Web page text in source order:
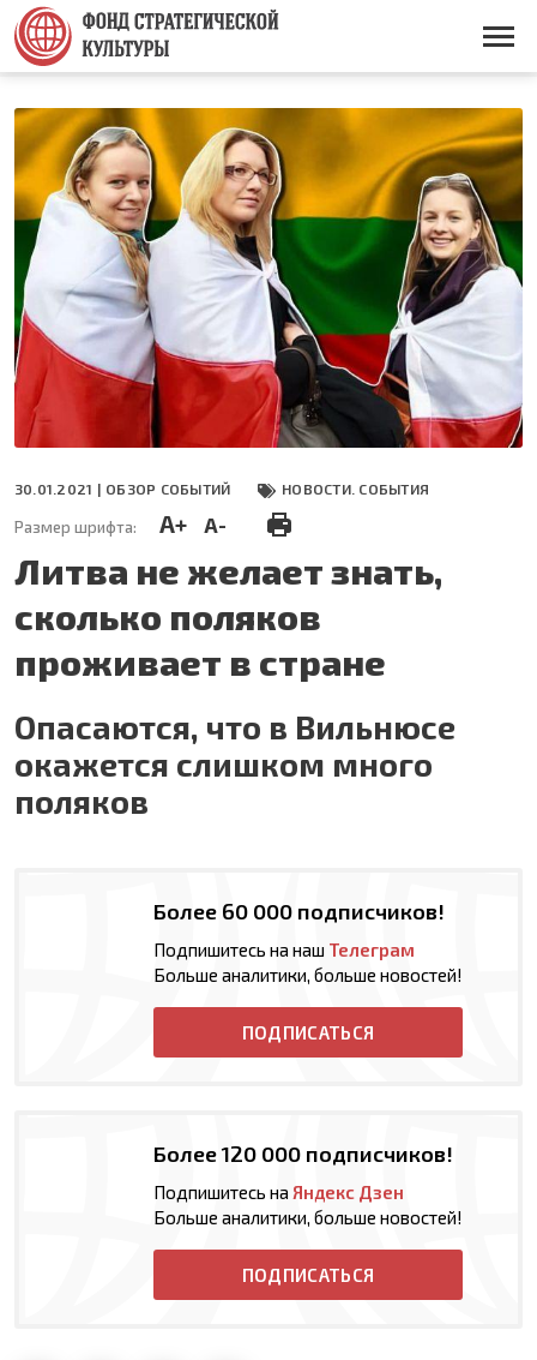
Перейти
основному
содержанию
Основная
30.01.2021 | ОБЗОР СОБЫТИЙ НОВОСТИ. СОБЫТИЯ
Размер шрифта: A+ A-
Литва не желает знать,
сколько поляков
проживает в стране
Опасаются, что в Вильнюсе
окажется слишком много
поляков
Более 60 000 подписчиков!
Подпишитесь на наш Телеграм
Больше аналитики, больше новостей!
ПОДПИСАТЬСЯ
Более 120 000 подписчиков!
Подпишитесь на Яндекс Дзен
Больше аналитики, больше новостей!
ПОДПИСАТЬСЯ